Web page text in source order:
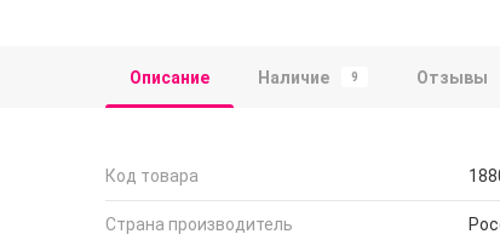
Описание Наличие 9 Отзывы
Код товара
Страна производитель